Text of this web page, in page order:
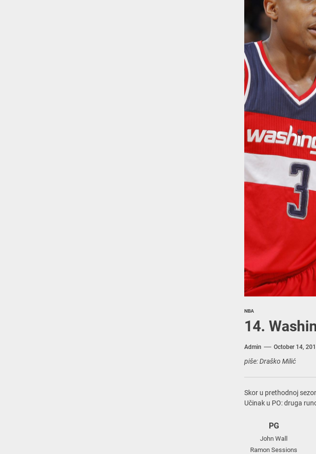
FIBA Basketball WC – Crna Gora
FIBA Basketball WC – Canada
FIBA Basketball WC – Avengers
NBA
14.
Admin October 14,
piše: Draško Milić
Skor u prethodnoj
Učinak u PO: druga
PG
John Wall
Ramon Sessions